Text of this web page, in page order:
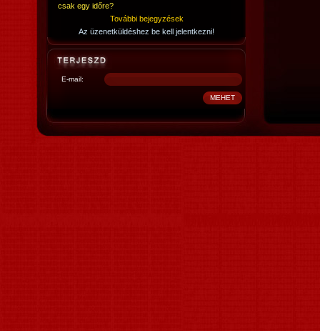
csak egy időre?
További bejegyzések
Az üzenetküldéshez be kell jelentkezni!
E-mail: